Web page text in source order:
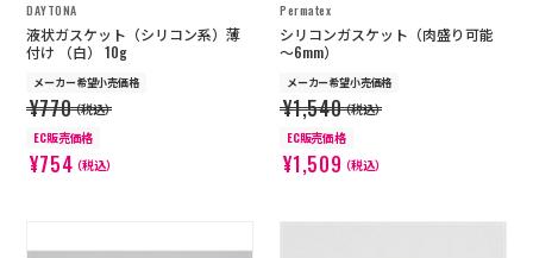
DAYTONA
液状ガスケット（シリコン系）薄
付け （白） 10g
メーカー希望小売価格
¥770（税込）
EC販売価格
¥754（税込）
Permatex
シリコンガスケット（肉盛り可能
～6mm）
メーカー希望小売価格
¥1,540（税込）
EC販売価格
¥1,509（税込）